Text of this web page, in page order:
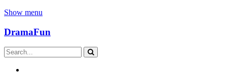
Show menu
DramaFun